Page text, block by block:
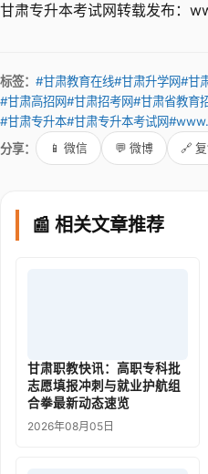
甘肃专升本考试网转载发布：
标签： #甘肃教育在线#甘肃升学网#甘
#甘肃高招网#甘肃招考网#甘肃省教育
#甘肃专升本#甘肃专升本考试网
分享：
📱 微信 💬 微博 🔗
📰 相关文章推荐
甘肃职教快讯：高职专科批
志愿填报冲刺与就业护航组
合拳最新动态速览
2026年08月05日